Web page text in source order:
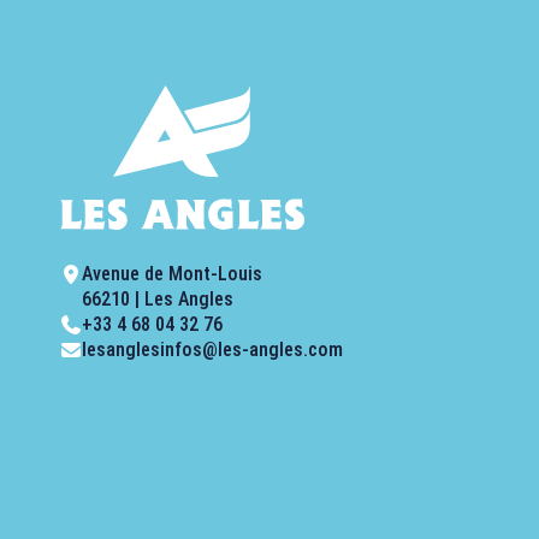
Avenue de Mont-Louis
66210 | Les Angles
+33 4 68 04 32 76
lesanglesinfos@les-angles.com